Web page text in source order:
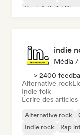
Rock & Roll /
indie
Média /
> 2400
Alternative rock
Indie folk
Écrire des articles
Alternative rock
Indie rock
Rap